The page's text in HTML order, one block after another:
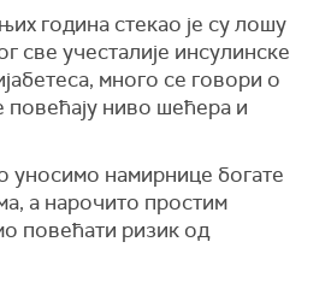
година стекао је су лошу
све учесталије инсулинске
много се говори о
повећају ниво шећера и
уносимо намирнице богате
а нарочито простим
повећати ризик од